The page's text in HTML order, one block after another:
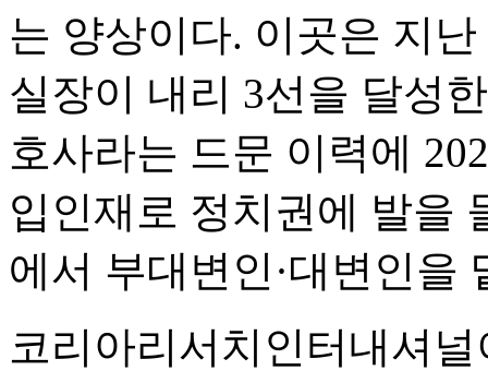
는 양상이다. 이곳은 지
실장이 내리 3선을 달성
호사라는 드문 이력에
입인재로 정치권에 발을
에서 부대변인·대변인을
코리아리서치인터내셔